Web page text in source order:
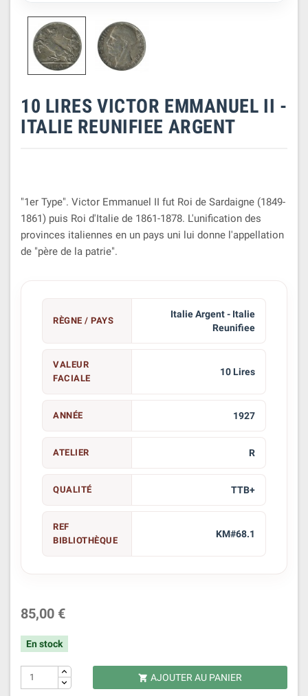
10 LIRES VICTOR EMMANUEL II -
ITALIE REUNIFIEE ARGENT
"1er Type". Victor Emmanuel II fut Roi de Sardaigne (1849-
1861) puis Roi d'Italie de 1861-1878. L'unification des
provinces italiennes en un pays uni lui donne l'appellation
de "père de la patrie".
RÈGNE / PAYS
Italie Argent - Italie
Reunifiee
VALEUR
FACIALE
10 Lires
ANNÉE 1927
ATELIER R
QUALITÉ TTB+
REF
BIBLIOTHÈQUE
KM#68.1
85,00 €
En stock
 AJOUTER AU PANIER